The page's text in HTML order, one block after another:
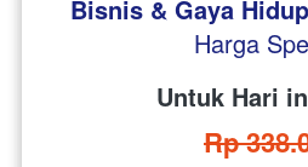
Bisnis & Gaya
Harga
Untuk Hari
Rp